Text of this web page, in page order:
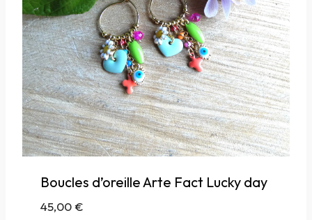
Boucles d’oreille Arte Fact Lucky day
45,00€